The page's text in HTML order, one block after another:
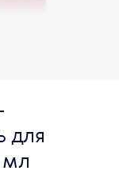
для
мл